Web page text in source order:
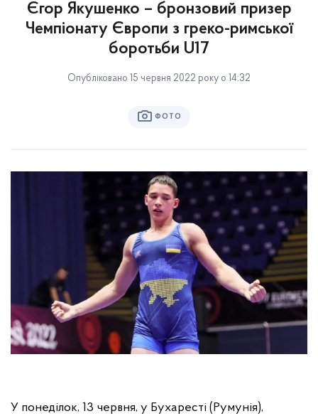
Єгор Якушенко – бронзовий призер
Чемпіонату Європи з греко-римської
боротьби U17
Опубліковано 15 червня 2022 року о 14:32
ФОТО
У понеділок, 13 червня, у Бухаресті (Румунія),